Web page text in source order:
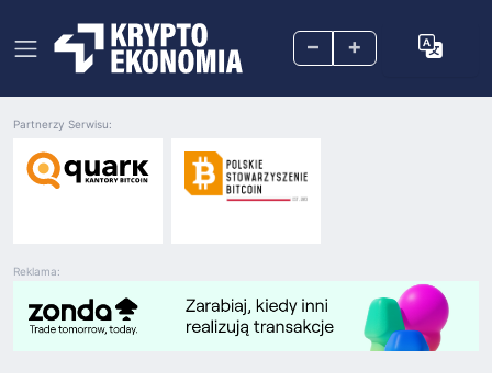
– +
Reklama:
Partnerzy Serwisu: